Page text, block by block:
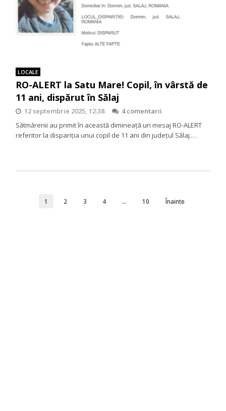
LOCALE
RO-ALERT la Satu Mare! Copil, în vârstă de
11 ani, dispărut în Sălaj
12 septembrie 2025, 12:38
4 comentarii
Sătmărenii au primit în această dimineață un mesaj RO-ALERT
referitor la dispariția unui copil de 11 ani din județul Sălaj.…
1 2 3 4 … 10 Înainte